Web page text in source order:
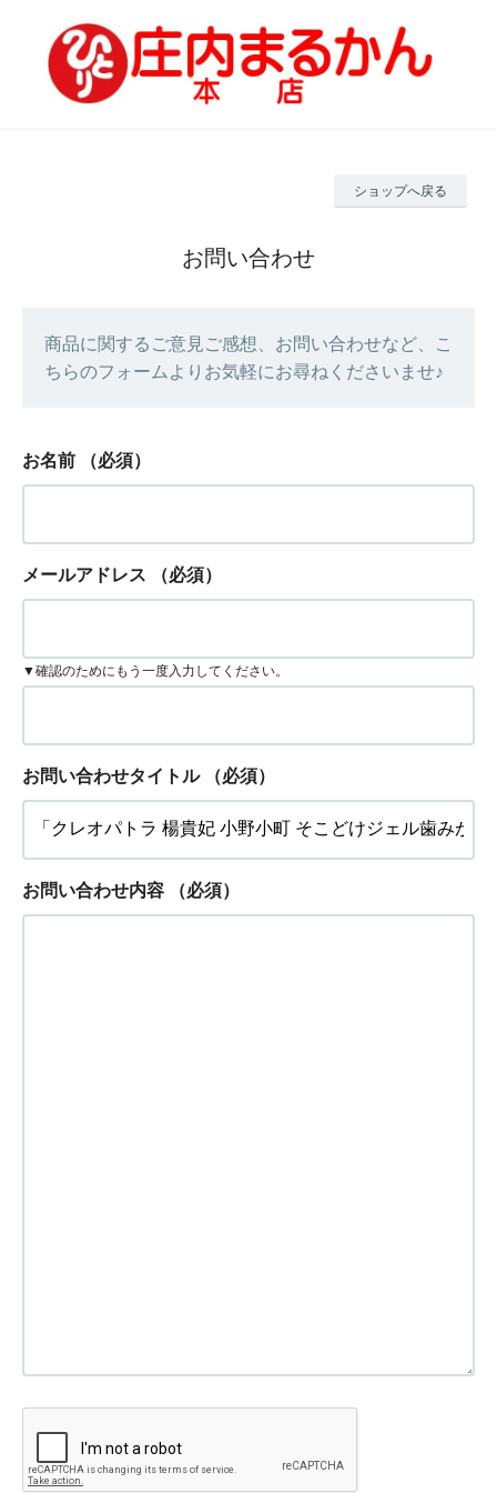
ショップへ戻る
お問い合わせ
商品に関するご意見ご感想、お問い合わせなど、こ
ちらのフォームよりお気軽にお尋ねくださいませ♪
お名前 （必須）
メールアドレス （必須）
▼確認のためにもう一度入力してください。
お問い合わせタイトル （必須）
お問い合わせ内容 （必須）